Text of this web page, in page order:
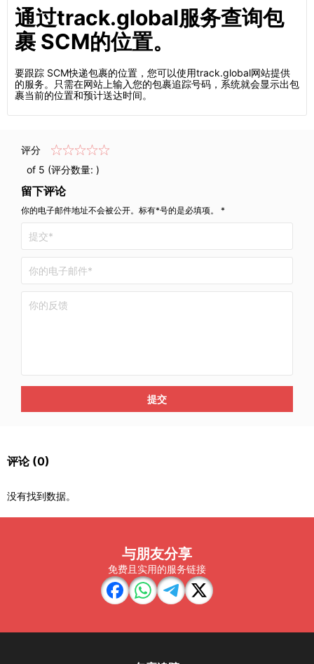
通过track.global服务查询包
裹 SCM的位置。
要跟踪 SCM快递包裹的位置，您可以使用track.global网站提供
的服务。只需在网站上输入您的包裹追踪号码，系统就会显示出包
裹当前的位置和预计送达时间。
评分
of 5 (评分数量: )
留下评论
你的电子邮件地址不会被公开。标有*号的是必填项。 *
提交
评论 (0)
没有找到数据。
与朋友分享
免费且实用的服务链接